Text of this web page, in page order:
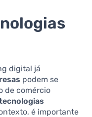
digital já
podem se
de comércio
é importante